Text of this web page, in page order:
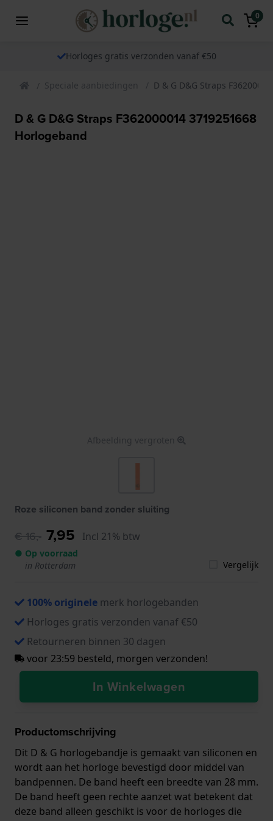
0
Horloges gratis verzonden vanaf €50
Speciale aanbiedingen D & G D&G Straps
D & G D&G Straps F362000014 3719251668
Horlogeband
Afbeelding vergroten
Roze siliconen band zonder sluiting
€ 16,- 7,95 Incl 21% btw
● Op voorraad
in Rotterdam
Vergelijk
100% originele merk horlogebanden
Horloges gratis verzonden vanaf €50
Retourneren binnen 30 dagen
voor 23:59 besteld, morgen verzonden!
In Winkelwagen
Productomschrijving
Dit D & G horlogebandje is gemaakt van siliconen en
wordt aan het horloge bevestigd door middel van
bandpennen. De band heeft een breedte van 28 mm.
De band heeft geen rechte aanzet wat betekent dat
deze band alleen geschikt is voor de horloges die